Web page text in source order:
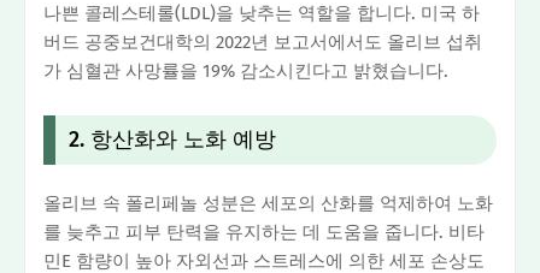
나쁜 콜레스테롤(LDL)을 낮추는 역할을 합니다. 미국 하
버드 공중보건대학의 2022년 보고서에서도 올리브 섭취
가 심혈관 사망률을 19% 감소시킨다고 밝혔습니다.
2. 항산화와 노화 예방
올리브 속 폴리페놀 성분은 세포의 산화를 억제하여 노화
를 늦추고 피부 탄력을 유지하는 데 도움을 줍니다. 비타
민E 함량이 높아 자외선과 스트레스에 의한 세포 손상도